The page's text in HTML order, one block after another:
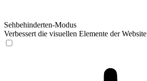
Sehbehinderten-Modus
Verbessert die visuellen Elemente der Website